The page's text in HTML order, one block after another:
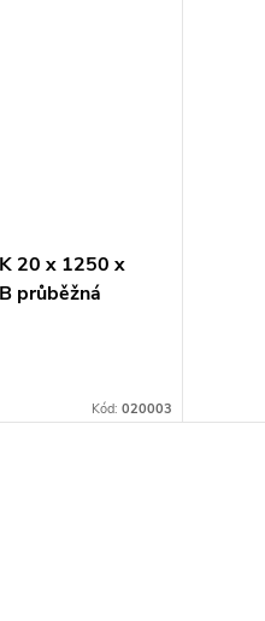
20 x 1250 x
průběžná
Kód: 020003